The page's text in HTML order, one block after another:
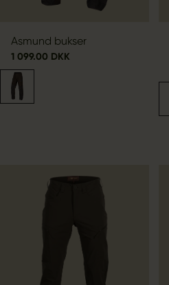
Asmund bukser
1 099.00 DKK